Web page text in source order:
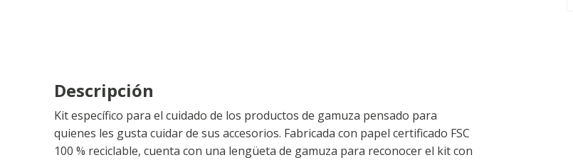
Descripción
Kit específico para el cuidado de los productos de gamuza pensado para
quienes les gusta cuidar de sus accesorios. Fabricada con papel certificado FSC
100 % reciclable, cuenta con una lengüeta de gamuza para reconocer el kit con